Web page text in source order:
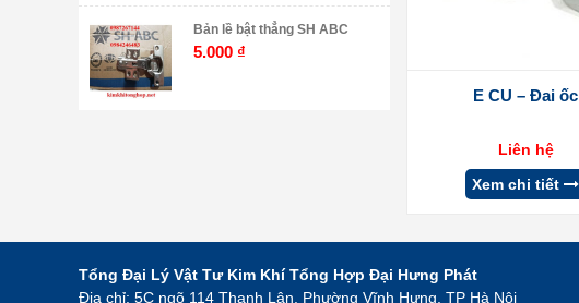
E CU – Đai ốc
Liên hệ
Xem chi tiết
Bản lề bật thẳng SH ABC
5.000 ₫
Tổng Đại Lý Vật Tư Kim Khí Tổng Hợp Đại Hưng Phát
Địa chỉ: 5C ngõ 114 Thanh Lân, Phường Vĩnh Hưng, TP Hà Nội